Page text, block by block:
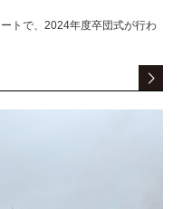
トで、2024年度卒団式が行わ